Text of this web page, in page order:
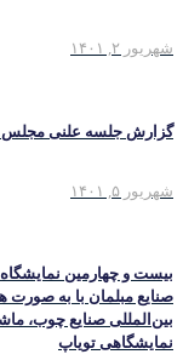
شهریور ۲, ۱۴۰۱
گزارش جلسه علنی مجلس مورخ
شهریور ۵, ۱۴۰۱
بیست و چهارمین نمایشگاه
صنایع مبلمان با به صورت
بین‌المللی صنایع چوب،
نمایشگاهی تویاپ